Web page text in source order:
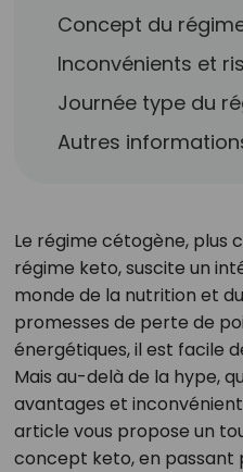
Concept du
Inconvénients et
Journée type du
Autres
Le régime cétogène, plus
régime keto, suscite un
monde de la nutrition et
promesses de perte de
énergétiques, il est facile
Mais au-delà de la hype,
avantages et
article vous propose un
concept keto, en passant